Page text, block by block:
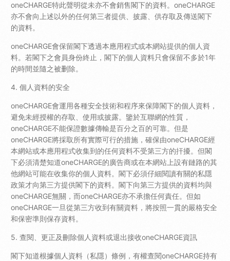
oneCHARGE特此聲明從未亦不會銷售閣下的資料。oneCHARGE
亦不會向上述以外的任何第三者提供、披露、供存取及傳送閣下
的資料。
oneCHARGE會保留閣下透過本應用程式或本網站提供的個人資
料。若閣下之會員身份終止，閣下的個人資料只會保留不多於1年
的時間並隨之被删除。
4. 個人資料的安全
oneCHARGE會運用各種安全技術和程序來保障閣下的個人資料，
避免未經授權的存取、使用或披露。鑒於互聯網的性質，
oneCHARGE不能保證數據傳輸是百分之百的可靠。但是
oneCHARGE將採取所有實際可行的措施，確保由oneCHARGE經
本網站或本應用程式收集到的任何資料不受第三方的扞擾。但閣
下必須清楚知道oneCHARGE的廣告商或在本網站上設有鏈路的其
他網站可能在收集你的個人資料。閣下必須仔細閱讀有關的私隱
政策才向第三方提供閣下的資料。閣下向第三方提供的資料均與
oneCHARGE無關，而oneCHARGE亦不承擔任何責任。但如
oneCHARGE一旦從第三方收到有關資料，將按照一貫的嚴格安全
和保密準則保存資料。
5. 查閱、更正及刪除個人資料或退出接收oneCHARGE資訊
閣下知道根據個人資料（私隱）條例，有權查閱oneCHARGE持有